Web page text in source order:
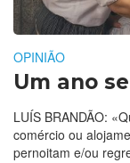
OPINIÃO
Um ano
LUÍS BRANDÃO:
comércio ou
pernoitam e/ou